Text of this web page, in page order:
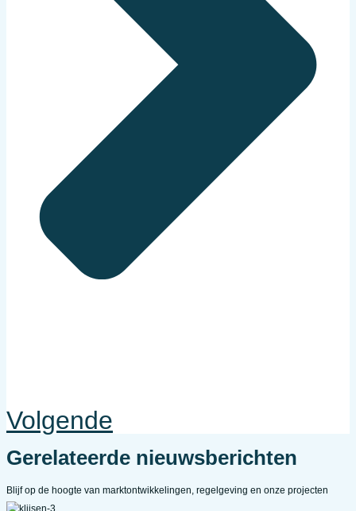
Volgende
Gerelateerde nieuwsberichten
Blijf op de hoogte van marktontwikkelingen, regelgeving en onze projecten